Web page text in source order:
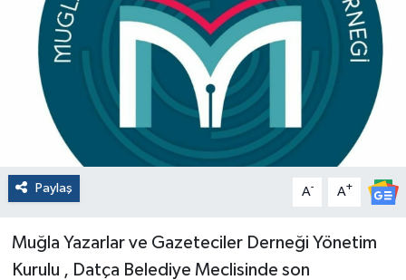
Paylaş A- A+
Muğla Yazarlar ve Gazeteciler Derneği Yönetim
Kurulu , Datça Belediye Meclisinde son